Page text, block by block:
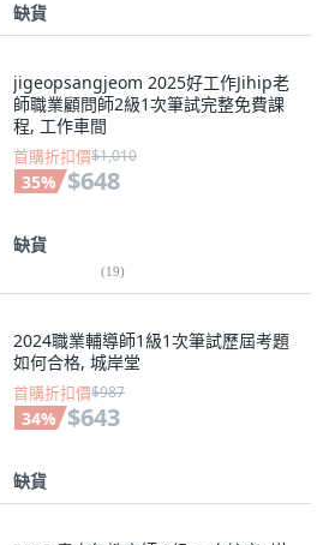
缺貨
jigeopsangjeom 2025好工作Jihip老
師職業顧問師2級1次筆試完整免費課
程, 工作車間
首購折扣價$1,010
35% $648
缺貨
(19)
2024職業輔導師1級1次筆試歷屆考題
如何合格, 城岸堂
首購折扣價$987
34% $643
缺貨